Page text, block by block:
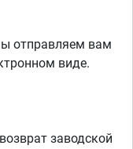
отправляем вам
виде.
заводской